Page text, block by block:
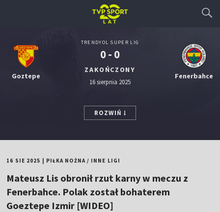
Goztepe
TRENDYOL SUPER LIG
0 - 0
ZAKOŃCZONY
16 sierpnia 2025
Fenerbahce
ROZWIŃ
16 SIE 2025 PIŁKA NOŻNA/ INNE LIGI
Mateusz Lis obronił rzut karny w meczu z
Fenerbahce. Polak został bohaterem
Goeztepe Izmir [WIDEO]